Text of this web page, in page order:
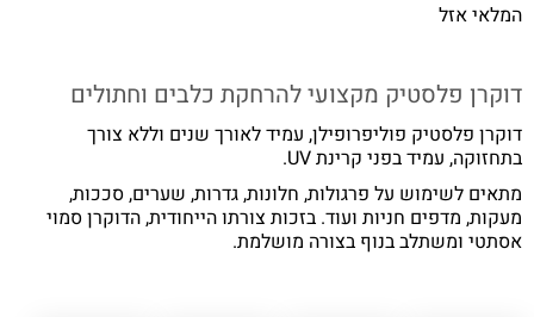
המלאי אזל
דוקרן פלסטיק מקצועי להרחקת כלבים וחתולים
דוקרן פלסטיק פוליפרופילן, עמיד לאורך שנים וללא צורך
בתחזוקה, עמיד בפני קרינת UV.
מתאים לשימוש על פרגולות, חלונות, גדרות, שערים, סככות,
מעקות, מדפים חניות ועוד. בזכות צורתו הייחודית, הדוקרן סמוי
אסתטי ומשתלב בנוף בצורה מושלמת.